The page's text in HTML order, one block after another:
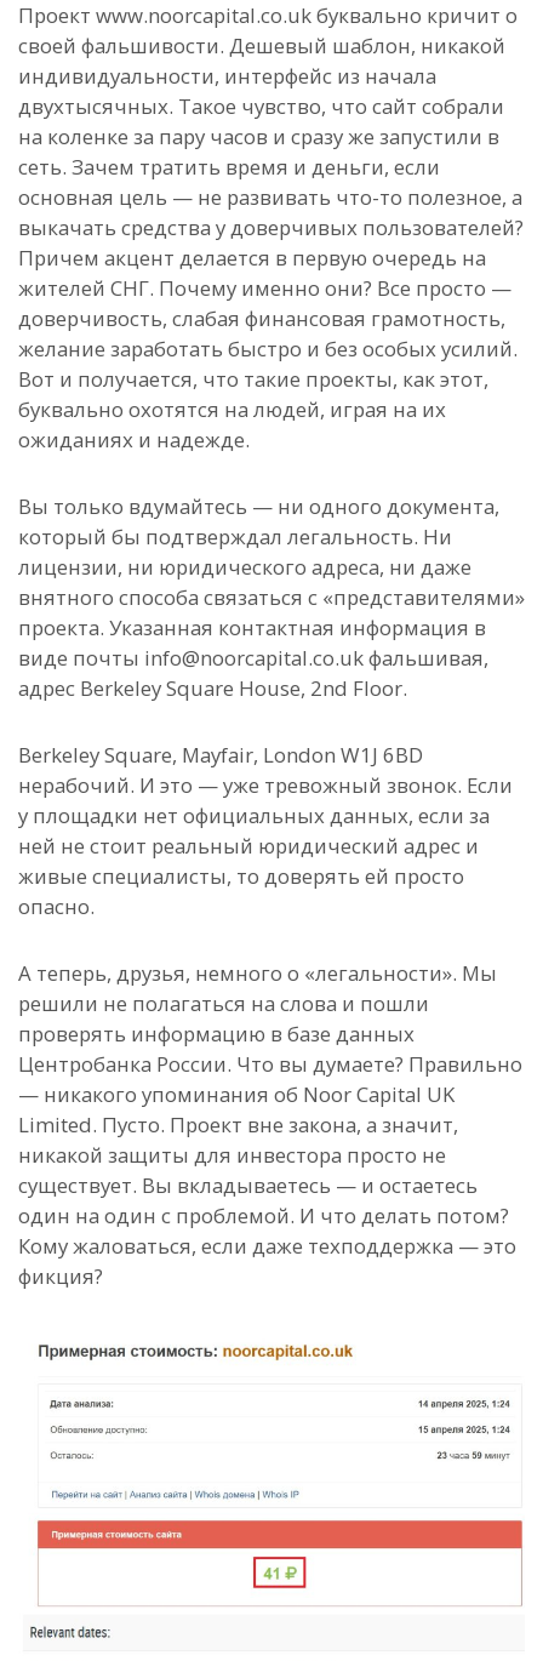
Проект www.noorcapital.co.uk буквально кричит о
своей фальшивости. Дешевый шаблон, никакой
индивидуальности, интерфейс из начала
двухтысячных. Такое чувство, что сайт собрали
на коленке за пару часов и сразу же запустили в
сеть. Зачем тратить время и деньги, если
основная цель — не развивать что-то полезное, а
выкачать средства у доверчивых пользователей?
Причем акцент делается в первую очередь на
жителей СНГ. Почему именно они? Все просто —
доверчивость, слабая финансовая грамотность,
желание заработать быстро и без особых усилий.
Вот и получается, что такие проекты, как этот,
буквально охотятся на людей, играя на их
ожиданиях и надежде.
Вы только вдумайтесь — ни одного документа,
который бы подтверждал легальность. Ни
лицензии, ни юридического адреса, ни даже
внятного способа связаться с «представителями»
проекта. Указанная контактная информация в
виде почты info@noorcapital.co.uk фальшивая,
адрес Berkeley Square House, 2nd Floor.
Berkeley Square, Mayfair, London W1J 6BD
нерабочий. И это — уже тревожный звонок. Если
у площадки нет официальных данных, если за
ней не стоит реальный юридический адрес и
живые специалисты, то доверять ей просто
опасно.
А теперь, друзья, немного о «легальности». Мы
решили не полагаться на слова и пошли
проверять информацию в базе данных
Центробанка России. Что вы думаете? Правильно
— никакого упоминания об Noor Capital UK
Limited. Пусто. Проект вне закона, а значит,
никакой защиты для инвестора просто не
существует. Вы вкладываетесь — и остаетесь
один на один с проблемой. И что делать потом?
Кому жаловаться, если даже техподдержка — это
фикция?